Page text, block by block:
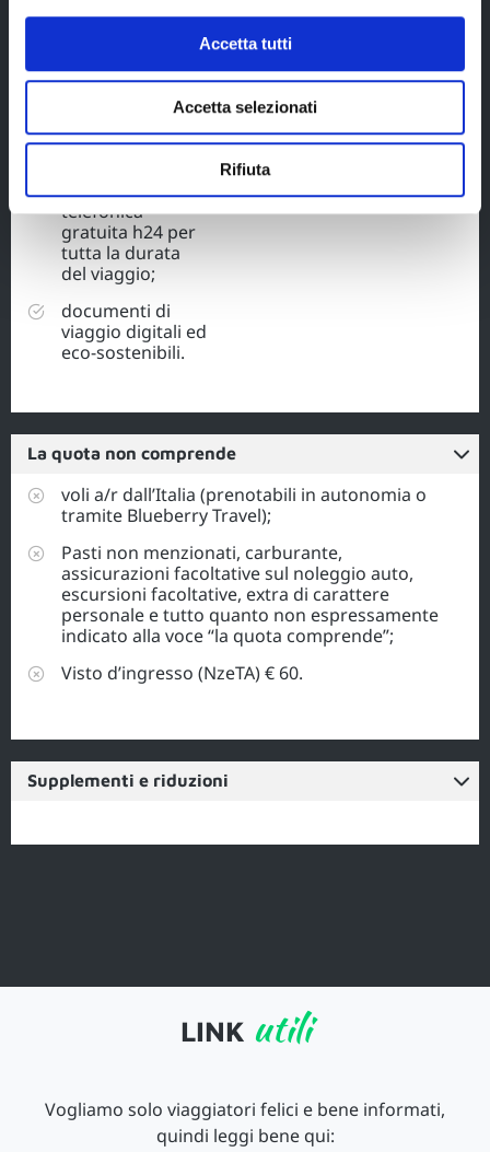
Accetta tutti
Accetta selezionati
Rifiuta
cena tradizionale
Tour guidato al
Kiwi Birdlife Park;
Assistenza
telefonica
gratuita h24 per
tutta la durata
del viaggio;
documenti di
viaggio digitali ed
eco-sostenibili.
La quota non comprende
voli a/r dall’Italia (prenotabili in autonomia o
tramite Blueberry Travel);
Pasti non menzionati, carburante,
assicurazioni facoltative sul noleggio auto,
escursioni facoltative, extra di carattere
personale e tutto quanto non espressamente
indicato alla voce “la quota comprende”;
Visto d’ingresso (NzeTA) € 60.
Supplementi e riduzioni
LINK utili
Vogliamo solo viaggiatori felici e bene informati,
quindi leggi bene qui: